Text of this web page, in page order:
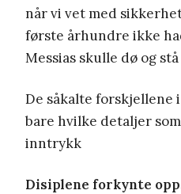
når vi vet med
første århundre ikke
Messias skulle dø og
De såkalte
bare hvilke detaljer
inntrykk
Disiplene forkynte